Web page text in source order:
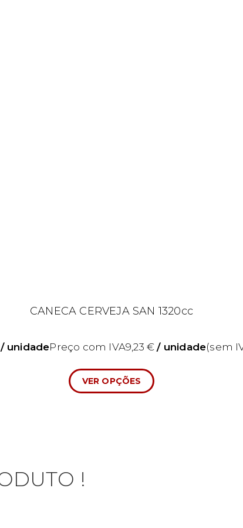
CANECA CERVEJA SAN 1320cc
/ unidadePreço com IVA9,23 € / unidade(sem
VER OPÇÕES
!